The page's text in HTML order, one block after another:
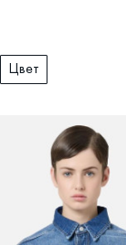
БРЕНДРАЗМЕР
Цвет
Бежевый
Белый